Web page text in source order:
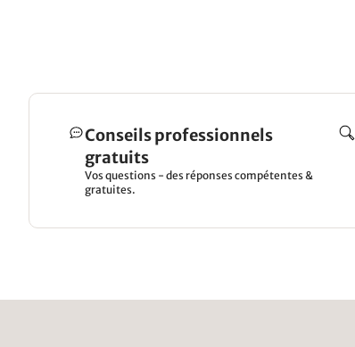
Conseils professionnels
gratuits
Vos questions - des réponses compétentes &
gratuites.